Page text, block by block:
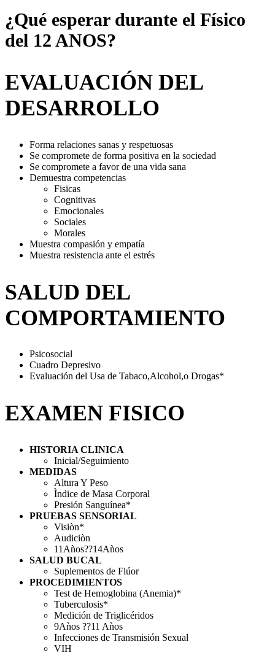
¿Qué esperar durante el Físico
del 12 ANOS?
EVALUACIÓN DEL
DESARROLLO
Forma relaciones sanas y respetuosas
Se compromete de forma positiva en la sociedad
Se compromete a favor de una vida sana
Demuestra competencias
Fisicas
Cognitivas
Emocionales
Sociales
Morales
Muestra compasión y empatía
Muestra resistencia ante el estrés
SALUD DEL
COMPORTAMIENTO
Psicosocial
Cuadro Depresivo
Evaluación del Usa de Tabaco,Alcohol,o Drogas*
EXAMEN FISICO
HISTORIA CLINICA
Inicial/Seguimiento
MEDIDAS
Altura Y Peso
Ìndice de Masa Corporal
Presión Sanguínea*
PRUEBAS SENSORIAL
Visiòn*
Audiciòn
11Aǹos??14Aǹos
SALUD BUCAL
Suplementos de Flúor
PROCEDIMIENTOS
Test de Hemoglobina (Anemia)*
Tuberculosis*
Medición de Triglicéridos
9Aǹos ??11 Aǹos
Infecciones de Transmisión Sexual
VIH